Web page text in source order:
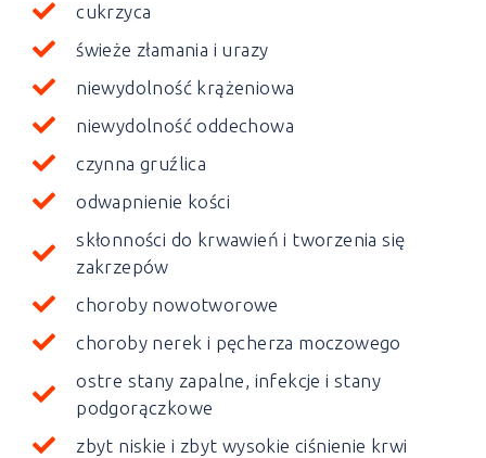
cukrzyca
świeże złamania i urazy
niewydolność krążeniowa
niewydolność oddechowa
czynna gruźlica
odwapnienie kości
skłonności do krwawień i tworzenia się
zakrzepów
choroby nowotworowe
choroby nerek i pęcherza moczowego
ostre stany zapalne, infekcje i stany
podgorączkowe
zbyt niskie i zbyt wysokie ciśnienie krwi